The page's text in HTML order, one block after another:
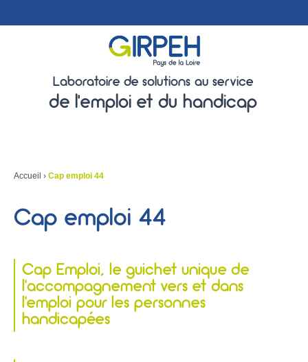
Laboratoire de solutions au service
de l'emploi et du handicap
Accueil › Cap emploi 44
Cap emploi 44
Cap Emploi, le guichet unique de
l’accompagnement vers et dans
l’emploi pour les personnes
handicapées